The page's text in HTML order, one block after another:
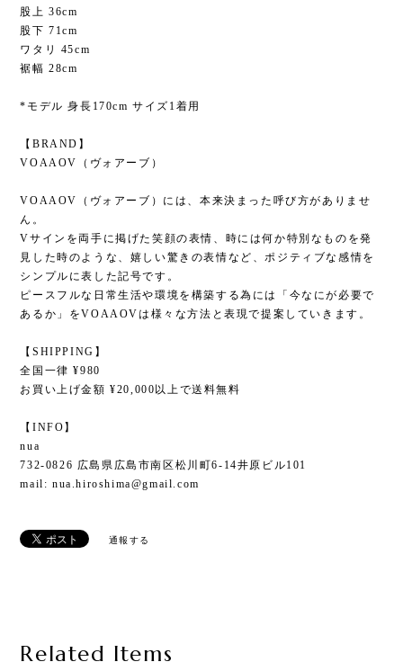
股上 36cm
股下 71cm
ワタリ 45cm
裾幅 28cm
*モデル 身長170cm サイズ1着用
【BRAND】
VOAAOV（ヴォアーブ）
VOAAOV（ヴォアーブ）には、本来決まった呼び方がありませ
ん。
Vサインを両手に掲げた笑顔の表情、時には何か特別なものを発
見した時のような、嬉しい驚きの表情など、ポジティブな感情を
シンプルに表した記号です。
ピースフルな日常生活や環境を構築する為には「今なにが必要で
あるか」をVOAAOVは様々な方法と表現で提案していきます。
【SHIPPING】
全国一律 ¥980
お買い上げ金額 ¥20,000以上で送料無料
【INFO】
nua
732-0826 広島県広島市南区松川町6-14井原ビル101
mail: nua.hiroshima@gmail.com
通報する
Related Items